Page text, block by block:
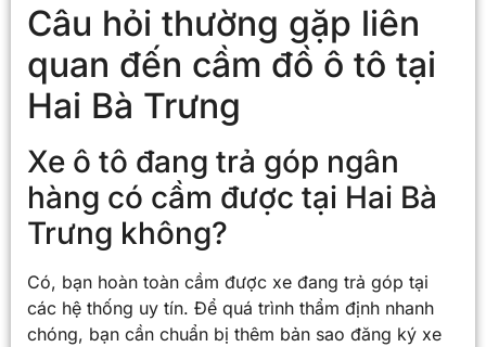
Câu hỏi thường gặp liên
quan đến cầm đồ ô tô tại
Hai Bà Trưng
Xe ô tô đang trả góp ngân
hàng có cầm được tại Hai Bà
Trưng không?
Có, bạn hoàn toàn cầm được xe đang trả góp tại
các hệ thống uy tín. Để quá trình thẩm định nhanh
chóng, bạn cần chuẩn bị thêm bản sao đăng ký xe